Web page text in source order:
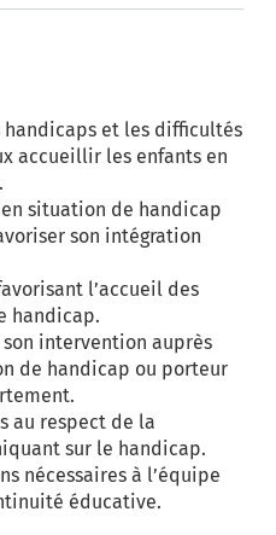
handicaps et les difficultés
accueillir les enfants en
situation de handicap
son intégration
l’accueil des
handicap.
intervention auprès
de handicap ou porteur
au respect de la
sur le handicap.
nécessaires à l’équipe
éducative.